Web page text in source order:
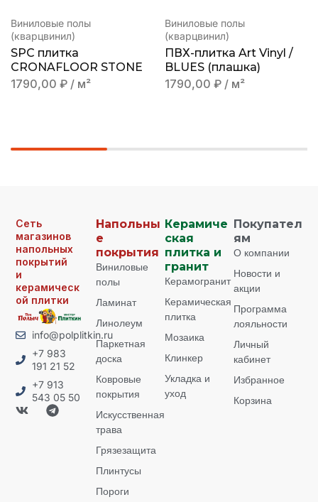
Виниловые полы
(кварцвинил)
SPC плитка
CRONAFLOOR STONE
1790,00 ₽ / м²
Виниловые полы
(кварцвинил)
ПВХ-плитка Art Vinyl /
BLUES (плашка)
1790,00 ₽ / м²
Сеть
магазинов
напольных
покрытий
и
керамическ
ой плитки
info@polplitkin.ru
+7 983
191 21 52
+7 913
543 05 50
Напольны
е
покрытия
Виниловые
полы
Ламинат
Линолеум
Паркетная
доска
Ковровые
покрытия
Искусственная
трава
Грязезащита
Плинтусы
Пороги
Керамиче
ская
плитка и
гранит
Керамогранит
Керамическая
плитка
Мозаика
Клинкер
Укладка и
уход
Покупател
ям
О компании
Новости и
акции
Программа
лояльности
Личный
кабинет
Избранное
Корзина